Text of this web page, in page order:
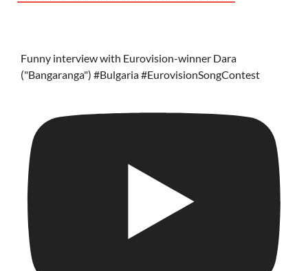
Funny interview with Eurovision-winner Dara
("Bangaranga") #Bulgaria #EurovisionSongContest